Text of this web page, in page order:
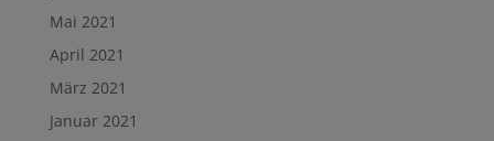
Mai 2021
April 2021
März 2021
Januar 2021